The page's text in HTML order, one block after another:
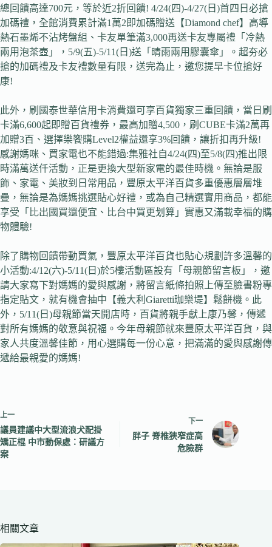
總回饋高達700元，等於近2折回饋! 4/24(四)-4/27(日)首四日必搶
加碼禮，全館消費累計滿1萬2即加碼贈送【Diamond chef】高導
熱石墨烯不沾烤盤組、卡友單筆滿3,000再送卡友專屬禮「冷熱
兩用泡茶壺」，5/9(五)-5/11(日)送「晴雨兩用膠囊傘」。超夯必
搶的加碼禮及卡友禮數量有限，送完為止，邀您提早卡位搶好
康!
此外，刷國泰世華信用卡消費還可享百貨獨家三重回饋，當日刷
卡滿6,600起即贈百貨禮券，最高加贈4,500，刷CUBE卡滿2萬再
加贈3百、選擇樂饗購Level2權益還享3%回饋，讓折扣再升級!
感謝媽咪、買家電也不能錯過:集雅社自4/24(四)至5/8(四)推出限
時滿萬送仟活動，正是更換大型新家電的最佳時機。無論是服
飾、家電、美妝到日常用品，豐原太平洋百貨多重優惠層層堆
疊，無論是為媽媽挑選貼心好禮，或為自己精選實用商品，都能
享受「比出國買還便宜、比台中買更划算」實惠又滿載幸福的購
物體驗!
除了購物回饋帶動買氣，豐原太平洋百貨也貼心規劃許多溫馨的
小活動:4/12(六)-5/11(日)於5樓活動區設有「母親節留言板」，邀
請大家寫下對媽媽的愛與感謝，將留言紙條拍照上傳至臉書粉專
指定貼文，就有機會抽中【義大利Giaretti珈樂堤】鬆餅機。此
外，5/11(日)母親節當天開店時，百貨將親手獻上康乃馨，傳遞
對所有媽媽的敬意與祝福。今年母親節就來豐原太平洋百貨，與
家人共度溫馨佳節，用心選購每一份心意，把滿滿的愛與感謝傳
遞給最親愛的媽媽!
上一
議員建議中大型流浪犬配掛
矯正棍 中市動保處：研議方
案
下一
胖子 脊椎狹窄症高
危險群
相關文章